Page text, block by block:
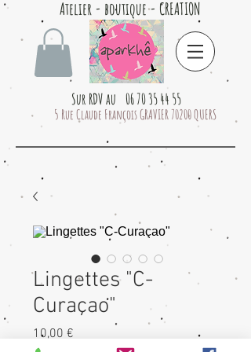
Atelier - boutique - CREATION
Sur RDV au 06 70 35 44 55
5 Rue Claude François GRAVIER 70200 QUERS
Lingettes "C-
Curaçao"
10,00 €